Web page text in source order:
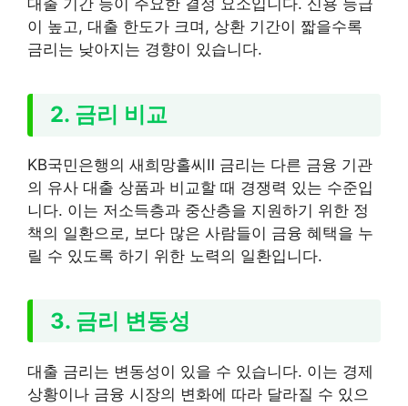
대출 기간 등이 주요한 결정 요소입니다. 신용 등급
이 높고, 대출 한도가 크며, 상환 기간이 짧을수록
금리는 낮아지는 경향이 있습니다.
2. 금리 비교
KB국민은행의 새희망홀씨Ⅱ 금리는 다른 금융 기관
의 유사 대출 상품과 비교할 때 경쟁력 있는 수준입
니다. 이는 저소득층과 중산층을 지원하기 위한 정
책의 일환으로, 보다 많은 사람들이 금융 혜택을 누
릴 수 있도록 하기 위한 노력의 일환입니다.
3. 금리 변동성
대출 금리는 변동성이 있을 수 있습니다. 이는 경제
상황이나 금융 시장의 변화에 따라 달라질 수 있으